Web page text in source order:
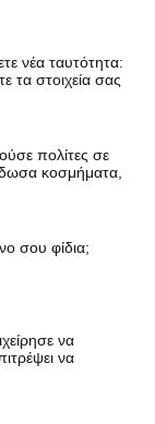
νέα ταυτότητα:
τα στοιχεία σας
πολίτες σε
κοσμήματα,
σου φίδια;
να
να